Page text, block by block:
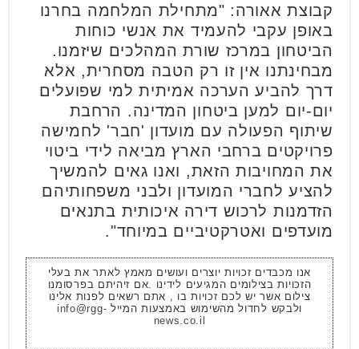
קבוצת אאורה: "מתחילת המלחמה בחרנו
באופן עקבי להעמיד את אנשי כוחות
הביטחון במרכז שורת המהלכים שיזמנו.
מבחינתנו אין זו רק הטבה מסחרית, אלא
דרך להביע הערכה אמיתית למי שפועלים
יום-יום למען ביטחון המדינה. הרחבת
שיתוף הפעולה עם מועדון 'חבר' לחמישה
פרויקטים ברחבי הארץ מביאה לידי ביטוי
את המחויבות הזאת, ואנו גאים להמשיך
להציע לחברי המועדון ולבני משפחותיהם
הזדמנות לרכוש דירה איכותית בתנאים
מועדפים ואטרקטיביים במיוחד".
אנו מכבדים זכויות יוצרים ועושים מאמץ לאתר את בעלי
הזכויות בצילומים המגיעים לידינו .אם זיהיתם בפרסומנו
צילום אשר יש לכם זכויות בו , אתם רשאים לפנות אלינו
ולבקש לחדול מהשימוש באמצעות המייל info@rgg-
news.co.il